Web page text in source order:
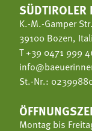
SÜDTIROLER
K.-M.-Gamper
39100 Bozen,
T+39 0471 999
St.-Nr.:
Montag bis